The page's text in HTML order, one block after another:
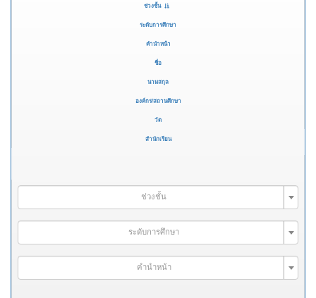
ช่วงชั้น
ระดับการศึกษา
คำนำหน้า
ชื่อ
นามสกุล
องค์กร/สถานศึกษา
วัด
สำนักเรียน
ช่วงชั้น
ระดับการศึกษา
คำนำหน้า